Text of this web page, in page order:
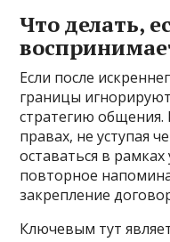
Что делать,
Если после
границы
стратегию общения.
правах, не уступая
оставаться в
повторное
закрепление
Ключевым тут